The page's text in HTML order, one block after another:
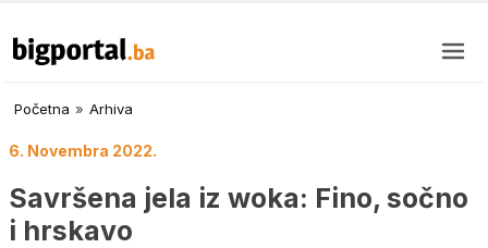
Početna » Arhiva
6. Novembra 2022.
Savršena jela iz woka: Fino, sočno
i hrskavo